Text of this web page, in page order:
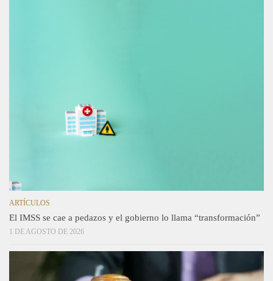
ARTÍCULOS
El IMSS se cae a pedazos y el gobierno lo llama “transformación”
1 DE AGOSTO DE 2026